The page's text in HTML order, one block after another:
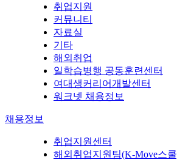
취업지원
커뮤니티
자료실
기타
해외취업
일학습병행 공동훈련센터
여대생커리어개발센터
워크넷 채용정보
채용정보
취업지원센터
해외취업지원팀(K-Move스